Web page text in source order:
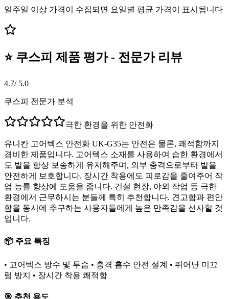
일주일 이상 가격이 수집되면 요일별 평균 가격이 표시됩니다
⭐ 쿠스피 제품 평가 - 전문가 리뷰
4.7/ 5.0
쿠스피 전문가 분석
극한 환경을 위한 안전화
유니칸 고어텍스 안전화 UK-G35는 안전은 물론, 쾌적함까지
겸비한 제품입니다. 고어텍스 소재를 사용하여 습한 환경에서
도 발을 항상 보송하게 유지해주며, 외부 충격으로부터 발을
안전하게 보호합니다. 장시간 착용에도 피로감을 줄여주어 작
업 능률 향상에 도움을 줍니다. 건설 현장, 야외 작업 등 극한
환경에서 근무하시는 분들께 특히 추천합니다. 견고함과 편안
함을 동시에 추구하는 사용자들에게 높은 만족감을 선사할 것
입니다.
📦 주요 특징
• 고어텍스 방수 및 투습 • 충격 흡수 안전 설계 • 뛰어난 미끄
럼 방지 • 장시간 착용 쾌적함
🎯 추천 용도